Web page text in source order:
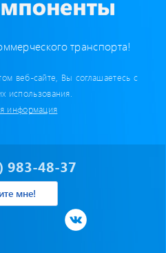
/ Герметик
транспорта!
веб-сайте, Вы соглашаетесь с
использования.
информация
983-48-37
мне!